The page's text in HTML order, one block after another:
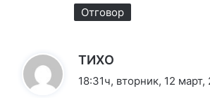
Отговор
ТИХО
а
18:31ч, вторник, 12 март,